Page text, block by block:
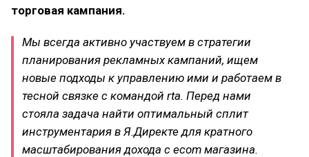
торговая кампания.
Мы всегда активно участвуем в стратегии
планирования рекламных кампаний, ищем
новые подходы к управлению ими и работаем в
тесной связке с командой rta. Перед нами
стояла задача найти оптимальный сплит
инструментария в Я.Директе для кратного
масштабирования дохода с еcom магазина.